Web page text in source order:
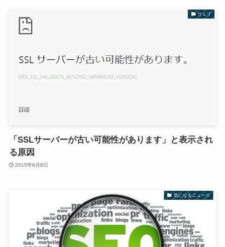
ウェブ
「SSLサーバーが古い可能性があります」と表示され
る原因
2015年8月8日
気になるニュース